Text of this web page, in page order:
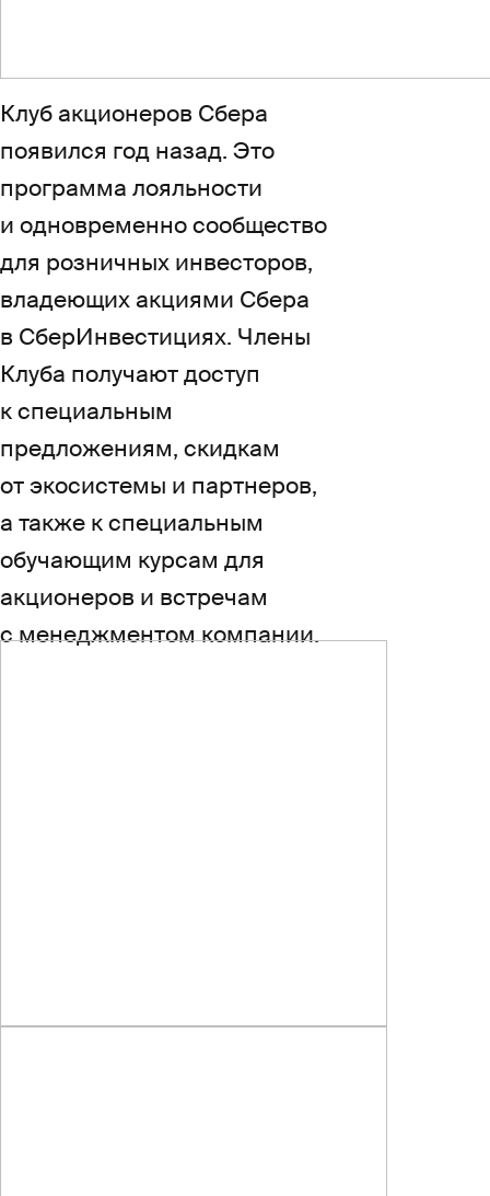
Клуб акционеров Сбера
появился год назад. Это
программа лояльности
и одновременно сообщество
для розничных инвесторов,
владеющих акциями Сбера
в СберИнвестициях. Члены
Клуба получают доступ
к специальным
предложениям, скидкам
от экосистемы и партнеров,
а также к специальным
обучающим курсам для
акционеров и встречам
с менеджментом компании.